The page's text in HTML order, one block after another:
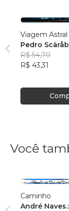
Viagem Astral
Pedro
R$ 54,70
R$ 43,31
Você
Caminho
André Naves.: